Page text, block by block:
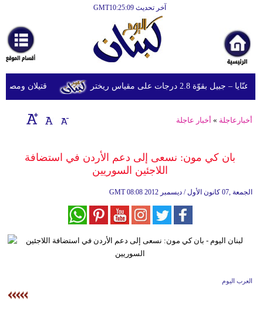
آخر تحديث GMT10:25:09
أخبارعاجلة
رياضة
ثقافة
إقتصاد
وموسيقى
ديكور
قتيلان ومصابون جراء 14 غارة إسرائيلية على 2.8 درجات على مقياس ريختر
أخبارعاجلة » أخبار عاجلة
بان كي مون: نسعى إلى دعم الأردن في استضافة
اللاجئين السوريين
GMT 08:08 2012 الجمعة ,07 كانون الأول / ديسمبر
العرب اليوم